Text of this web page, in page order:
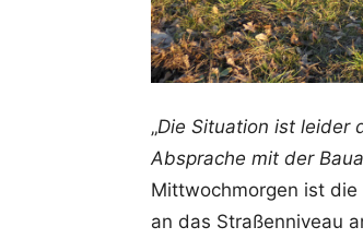
„Die Situation ist leider
Absprache mit der
Mittwochmorgen ist
an das Straßenniveau